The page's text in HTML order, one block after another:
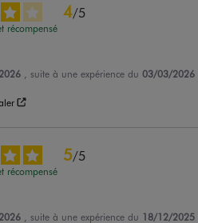
4/5
récompensé
, suite à une expérience du 03/03/2026
5/5
récompensé
, suite à une expérience du 18/12/2025